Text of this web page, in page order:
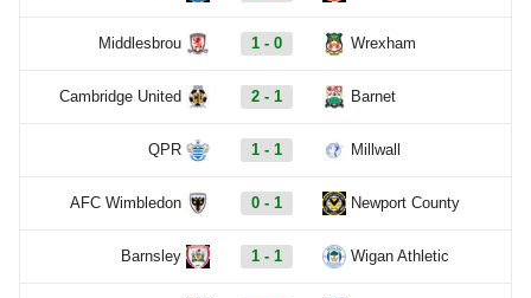
Middlesbrou 1 - 0 Wrexham
Cambridge United 2 - 1 Barnet
QPR 1 - 1 Millwall
AFC Wimbledon 0 - 1 Newport County
Barnsley 1 - 1 Wigan Athletic